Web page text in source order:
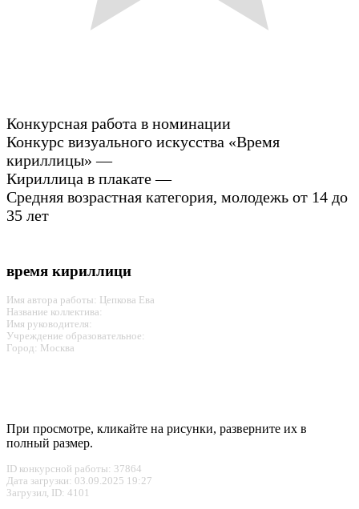
Конкурсная работа в номинации
Конкурс визуального искусства «Время
кириллицы» —
Кириллица в плакате —
Средняя возрастная категория, молодежь от 14 до
35 лет
время кириллици
Имя автора работы: Цепкова Ева
Название коллектива:
Имя руководителя:
Учреждение образовательное:
Город: Москва
При просмотре, кликайте на рисунки, разверните их в
полный размер.
ID конкурсной работы: 37864
Дата загрузки: 03.09.2025 19:27
Загрузил, ID: 4101